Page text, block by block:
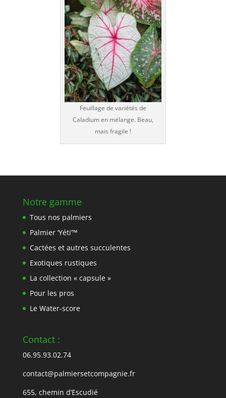
Feuillage de variétés de
Caladium en mélange. Beau,
mais fragile !
Notre gamme
Tous nos palmiers
Palmier ‘Yéti’™
Cactées et autres succulentes
Exotiques rustiques
La collection « capsule »
Pour les pros
Le Water-score
Contact :
06.95.93.02.74
contact@palmiersetcompagnie.fr
655, chemin d’Escudié